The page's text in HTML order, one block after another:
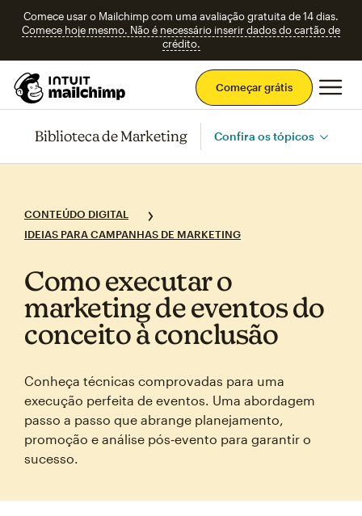
Comece usar o Mailchimp com uma avaliação gratuita de 14 dias.
Comece hoje mesmo. Não é necessário inserir dados do cartão de
crédito.
Começar grátis
Biblioteca de Marketing Confira os tópicos
CONTEÚDO DIGITAL
IDEIAS PARA CAMPANHAS DE MARKETING
Como executar o
marketing de eventos do
conceito à conclusão
Conheça técnicas comprovadas para uma
execução perfeita de eventos. Uma abordagem
passo a passo que abrange planejamento,
promoção e análise pós‑evento para garantir o
sucesso.